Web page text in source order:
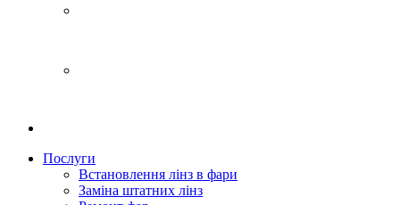
Послуги
Встановлення лінз в фари
Заміна штатних лінз